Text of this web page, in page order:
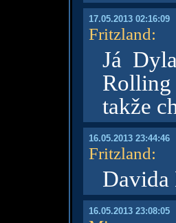
17.05.2013 02:16:09
Fritzland:
Já
takže
16.05.2013 23:44:46
Fritzland:
Davida
16.05.2013 23:08:05